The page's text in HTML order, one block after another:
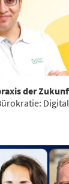
der